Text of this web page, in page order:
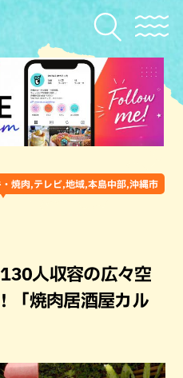
焼肉,テレビ,地域,本島中部,沖縄市
人収容の広々空
「焼肉居酒屋カル